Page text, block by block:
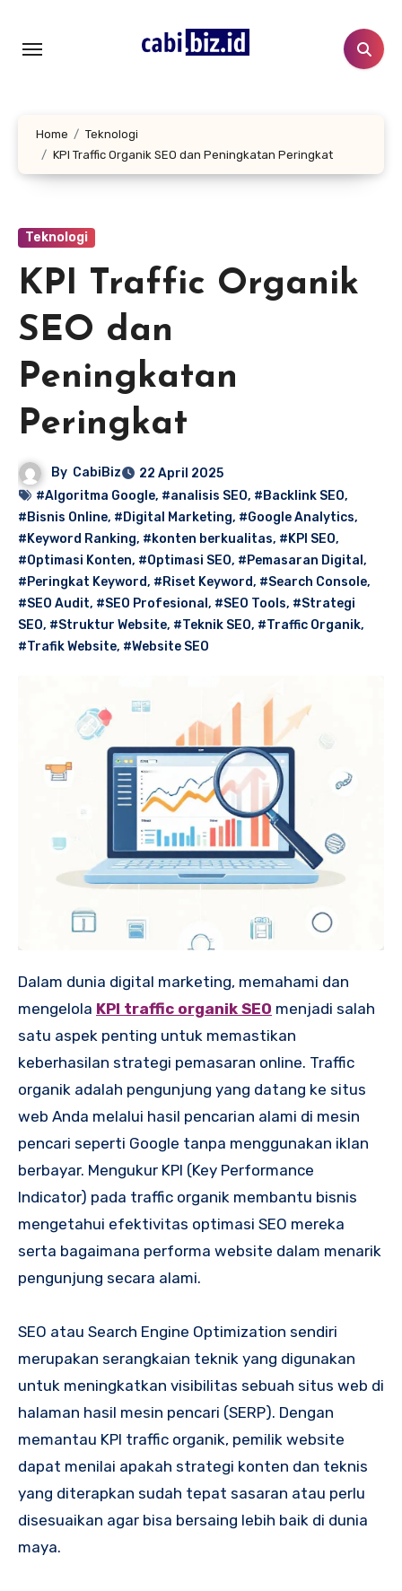
konten
Home
Teknologi
KPI Traffic Organik SEO dan Peningkatan Peringkat
Teknologi
KPI Traffic Organik
SEO dan
Peningkatan
Peringkat
By CabiBiz
22 April 2025
#Algoritma Google, #analisis SEO, #Backlink SEO,
#Bisnis Online, #Digital Marketing, #Google Analytics,
#Keyword Ranking, #konten berkualitas, #KPI SEO,
#Optimasi Konten, #Optimasi SEO, #Pemasaran Digital ,
#Peringkat Keyword, #Riset Keyword, #Search Console,
#SEO Audit, #SEO Profesional , #SEO Tools, #Strategi
SEO, #Struktur Website, #Teknik SEO, #Traffic Organik,
#Trafik Website, #Website SEO
Dalam dunia digital marketing, memahami dan
mengelola KPI traffic organik SEO menjadi salah
satu aspek penting untuk memastikan
keberhasilan strategi pemasaran online. Traffic
organik adalah pengunjung yang datang ke situs
web Anda melalui hasil pencarian alami di mesin
pencari seperti Google tanpa menggunakan iklan
berbayar. Mengukur KPI (Key Performance
Indicator) pada traffic organik membantu bisnis
mengetahui efektivitas optimasi SEO mereka
serta bagaimana performa website dalam menarik
pengunjung secara alami.
SEO atau Search Engine Optimization sendiri
merupakan serangkaian teknik yang digunakan
untuk meningkatkan visibilitas sebuah situs web di
halaman hasil mesin pencari (SERP). Dengan
memantau KPI traffic organik, pemilik website
dapat menilai apakah strategi konten dan teknis
yang diterapkan sudah tepat sasaran atau perlu
disesuaikan agar bisa bersaing lebih baik di dunia
maya.